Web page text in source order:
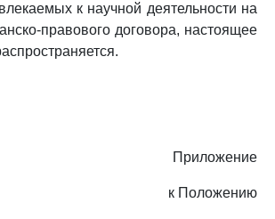
к научной деятельности на
правового договора, настоящее
Приложение
к Положению